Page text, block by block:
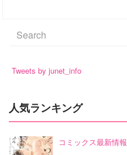
Tweets by junet_info
人気ランキング
コミックス最新情報